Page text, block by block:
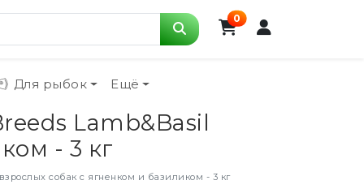
0
Для рыбок Ещё
Lamb&Basil
- 3 кг
собак с ягненком и базиликом - 3 кг